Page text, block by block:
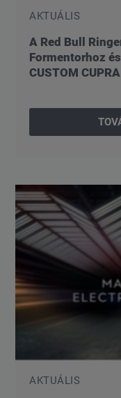
AKTUÁLIS
A Red Bull
Formentorhoz
CUSTOM
AKTUÁLIS